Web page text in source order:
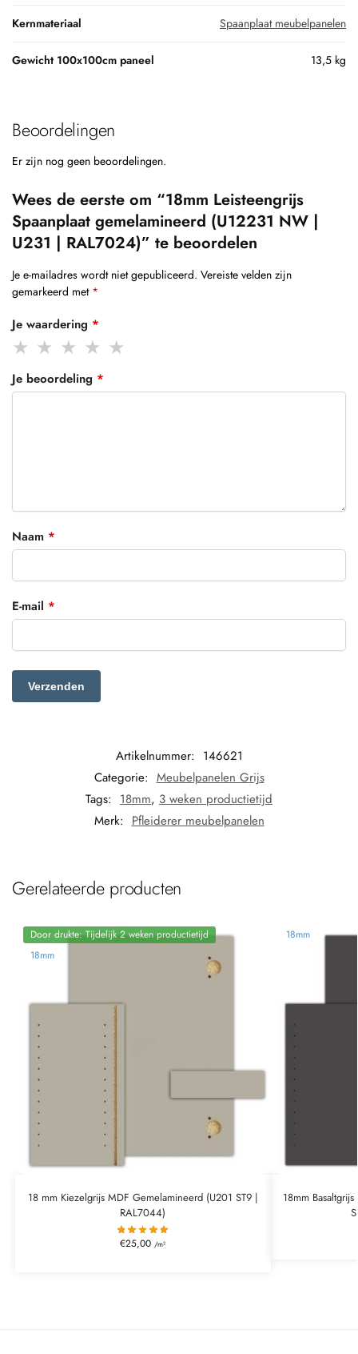
Kernmateriaal Spaanplaat meubelpanelen
Gewicht 100x100cm paneel 13,5 kg
Beoordelingen
Er zijn nog geen beoordelingen.
Wees de eerste om “18mm Leisteengrijs
Spaanplaat gemelamineerd (U12231 NW |
U231 | RAL7024)” te beoordelen
Je e-mailadres wordt niet gepubliceerd. Vereiste velden zijn
gemarkeerd met *
Je waardering *
Je beoordeling *
Naam *
E-mail *
Artikelnummer: 146621
Categorie: Meubelpanelen Grijs
Tags: 18mm, 3 weken productietijd
Merk: Pfleiderer meubelpanelen
Gerelateerde producten
Door drukte: Tijdelijk 2 weken productietijd
18mm
18 mm Kiezelgrijs MDF Gemelamineerd (U201 ST9 |
RAL7044)
€25,00 /m²
18mm
18mm